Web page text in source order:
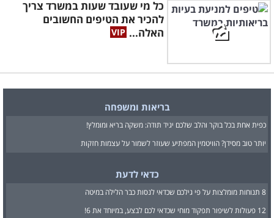
כל מי שעובד שעות במשרד צריך
להכיר את הטיפים החשובים
האלה...
בריאות ומשפחה
כפית אחת בכל בוקר והלב שלכם יגיד תודה: משקה בריא ומומלץ!
יותר טוב מסידן? הוויטמין המפתיע שעוזר לשמור על עצמות חזקות
כדאי לדעת
8 תנוחות מומלצות על פי גילכם שכדאי לנסות כבר הלילה במיטה
12 פעולות לשיפור תפקוד מוחי שכדאי לכם לבצע, במיוחד את 6!